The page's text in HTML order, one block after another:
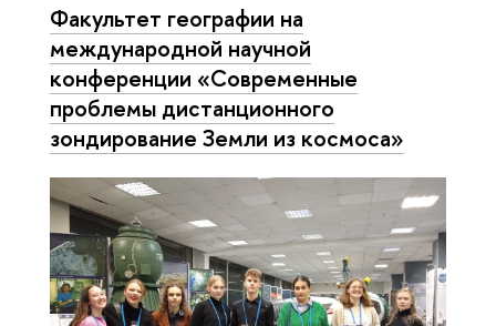
Факультет географии на
международной научной
конференции «Современные
проблемы дистанционного
зондирование Земли из космоса»